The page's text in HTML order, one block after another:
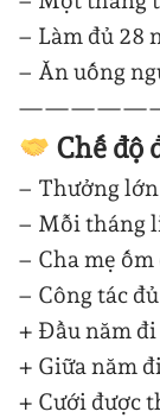
– Làm đủ 28
– Ăn uống
—————
Chế độ
– Thưởng
– Mỗi tháng
– Cha mẹ ốm
– Công tác
+ Đầu năm đi
+ Giữa năm
+ Cưới được